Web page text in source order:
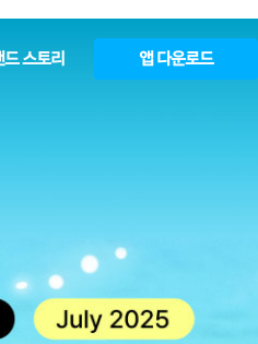
스토리 앱 다운로드